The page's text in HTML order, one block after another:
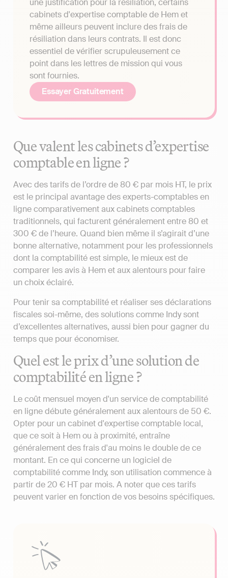
une justification pour la résiliation, certains
cabinets d'expertise comptable de Hem et
même ailleurs peuvent inclure des frais de
résiliation dans leurs contrats. Il est donc
essentiel de vérifier scrupuleusement ce
point dans les lettres de mission qui vous
sont fournies.
Essayer Gratuitement
Que valent les cabinets d’expertise
comptable en ligne ?
Avec des tarifs de l’ordre de 80 € par mois HT, le prix
est le principal avantage des experts-comptables en
ligne comparativement aux cabinets comptables
traditionnels, qui facturent généralement entre 80 et
300 € de l’heure. Quand bien même il s’agirait d’une
bonne alternative, notamment pour les professionnels
dont la comptabilité est simple, le mieux est de
comparer les avis à Hem et aux alentours pour faire
un choix éclairé.
Pour tenir sa comptabilité et réaliser ses déclarations
fiscales soi-même, des solutions comme Indy sont
d’excellentes alternatives, aussi bien pour gagner du
temps que pour économiser.
Quel est le prix d’une solution de
comptabilité en ligne ?
Le coût mensuel moyen d'un service de comptabilité
en ligne débute généralement aux alentours de 50 €.
Opter pour un cabinet d'expertise comptable local,
que ce soit à Hem ou à proximité, entraîne
généralement des frais d'au moins le double de ce
montant. En ce qui concerne un logiciel de
comptabilité comme Indy, son utilisation commence à
partir de 20 € HT par mois. A noter que ces tarifs
peuvent varier en fonction de vos besoins spécifiques.